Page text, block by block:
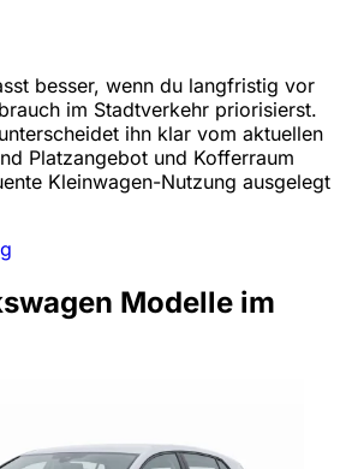
besser, wenn du langfristig vor
im Stadtverkehr priorisierst.
ihn klar vom aktuellen
Platzangebot und Kofferraum
Kleinwagen-Nutzung ausgelegt
Modelle im